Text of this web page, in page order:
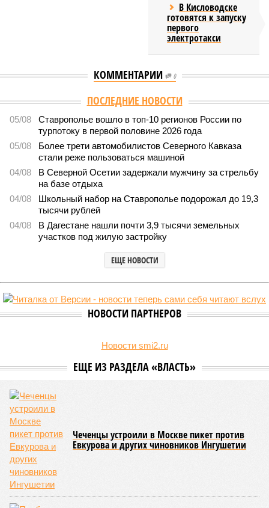
В Кисловодске
готовятся к запуску
первого
электротакси
КОММЕНТАРИИ 0
ПОСЛЕДНИЕ НОВОСТИ
05/08
Ставрополье вошло в топ-10 регионов России по
турпотоку в первой половине 2026 года
05/08
Более трети автомобилистов Северного Кавказа
стали реже пользоваться машиной
04/08
В Северной Осетии задержали мужчину за стрельбу
на базе отдыха
04/08
Школьный набор на Ставрополье подорожал до 19,3
тысячи рублей
04/08
В Дагестане нашли почти 3,9 тысячи земельных
участков под жилую застройку
ЕЩЕ НОВОСТИ
НОВОСТИ ПАРТНЕРОВ
Новости smi2.ru
ЕЩЕ ИЗ РАЗДЕЛА «ВЛАСТЬ»
Чеченцы устроили в Москве пикет против
Евкурова и других чиновников Ингушетии